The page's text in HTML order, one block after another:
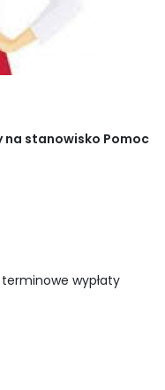
na stanowisko Pomoc
wypłaty